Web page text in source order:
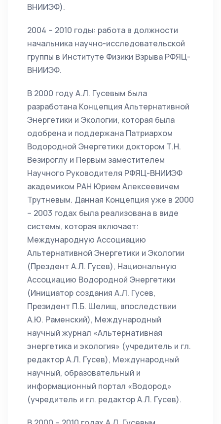
ВНИИЭФ).
2004 – 2010 годы: работа в должности
начальника научно-исследовательской
группы в Институте Физики Взрыва РФЯЦ-
ВНИИЭФ.
В 2000 году А.Л. Гусевым была
разработана Концепция Альтернативной
Энергетики и Экологии, которая была
одобрена и поддержана Патриархом
Водородной Энергетики доктором Т.Н.
Везироглу и Первым заместителем
Научного Руководителя РФЯЦ-ВНИИЭФ
академиком РАН Юрием Алексеевичем
Трутневым. Данная Концепция уже в 2000
– 2003 годах была реализована в виде
системы, которая включает:
Международную Ассоциацию
Альтернативной Энергетики и Экологии
(Прездент А.Л. Гусев), Национальную
Ассоциацию Водородной Энергетики
(Инициатор создания А.Л. Гусев,
Президент П.Б. Шелищ, впоследствии
А.Ю. Раменский), Международный
научный журнал «Альтернативная
энергетика и экология» (учредитель и гл.
редактор А.Л. Гусев), Международный
научный, образовательный и
информационный портал «Водород»
(учредитель и гл. редактор А.Л. Гусев).